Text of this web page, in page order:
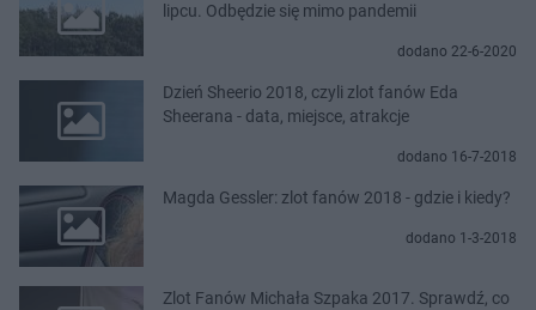
lipcu. Odbędzie się mimo pandemii
dodano 22-6-2020
Dzień Sheerio 2018, czyli zlot fanów Eda
Sheerana - data, miejsce, atrakcje
dodano 16-7-2018
Magda Gessler: zlot fanów 2018 - gdzie i kiedy?
dodano 1-3-2018
Zlot Fanów Michała Szpaka 2017. Sprawdź, co